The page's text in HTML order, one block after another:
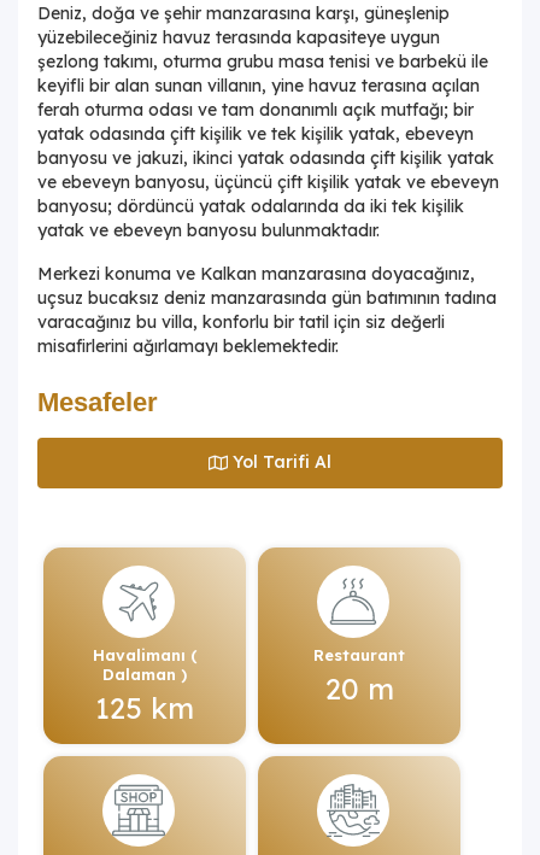
Deniz, doğa ve şehir manzarasına karşı, güneşlenip
yüzebileceğiniz havuz terasında kapasiteye uygun
şezlong takımı, oturma grubu masa tenisi ve barbekü ile
keyifli bir alan sunan villanın, yine havuz terasına açılan
ferah oturma odası ve tam donanımlı açık mutfağı; bir
yatak odasında çift kişilik ve tek kişilik yatak, ebeveyn
banyosu ve jakuzi, ikinci yatak odasında çift kişilik yatak
ve ebeveyn banyosu, üçüncü çift kişilik yatak ve ebeveyn
banyosu; dördüncü yatak odalarında da iki tek kişilik
yatak ve ebeveyn banyosu bulunmaktadır.
Merkezi konuma ve Kalkan manzarasına doyacağınız,
uçsuz bucaksız deniz manzarasında gün batımının tadına
varacağınız bu villa, konforlu bir tatil için siz değerli
misafirlerini ağırlamayı beklemektedir.
Mesafeler
Yol Tarifi Al
Havalimanı (
Dalaman )
125 km
Restaurant
20 m